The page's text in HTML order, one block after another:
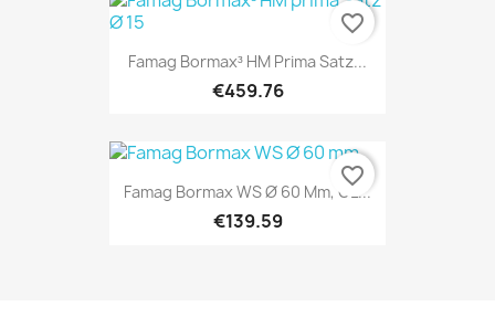
Famag Bormax³ HM Prima Satz...
€459.76
favorite_border
Famag Bormax WS Ø 60 Mm, GL...
€139.59
favorite_border